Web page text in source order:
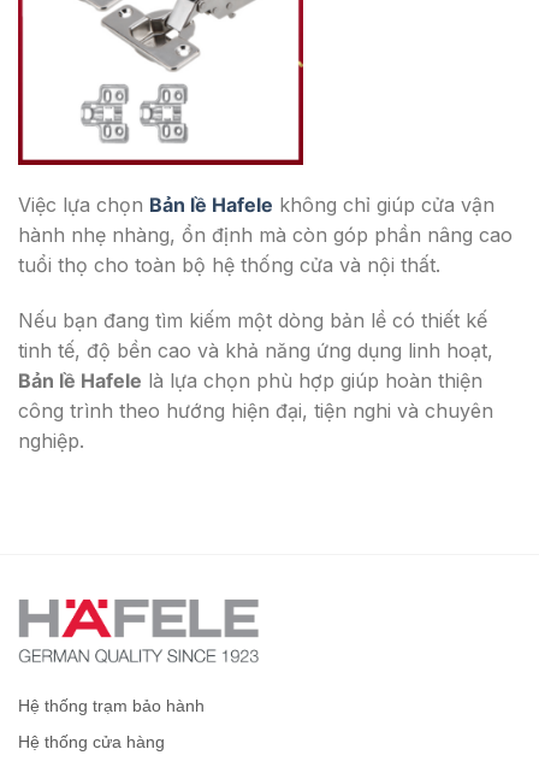
Việc lựa chọn Bản lề Hafele không chỉ giúp cửa vận
hành nhẹ nhàng, ổn định mà còn góp phần nâng cao
tuổi thọ cho toàn bộ hệ thống cửa và nội thất.
Nếu bạn đang tìm kiếm một dòng bản lề có thiết kế
tinh tế, độ bền cao và khả năng ứng dụng linh hoạt,
Bản lề Hafele là lựa chọn phù hợp giúp hoàn thiện
công trình theo hướng hiện đại, tiện nghi và chuyên
nghiệp.
Hệ thống trạm bảo hành
Hệ thống cửa hàng